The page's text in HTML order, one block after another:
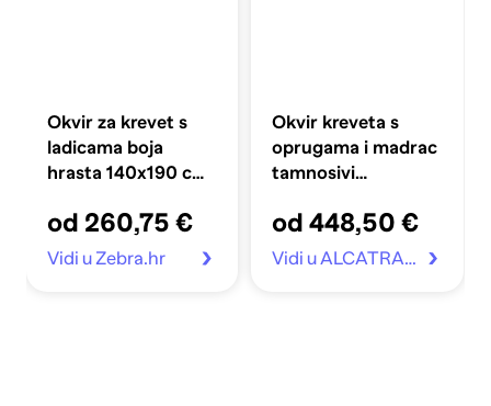
Okvir za krevet s
ladicama boja
hrasta 140x190 cm
od 260,75 €
Vidi u Zebra.hr
Okvir kreveta s
oprugama i madrac
tamnosivi
tkanine
od 448,50 €
Vidi u ALCATRAZ.hr